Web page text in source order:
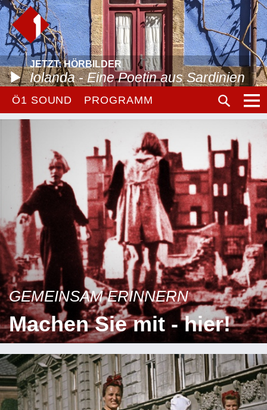
JETZT: HÖRBILDER
Iolanda - Eine Poetin aus Sardinien
Ö1 SOUND PROGRAMM
GEMEINSAM ERINNERN
Machen Sie mit - hier!